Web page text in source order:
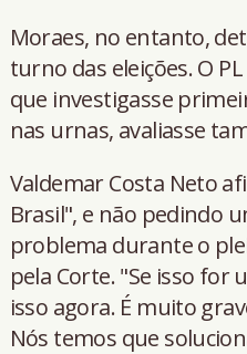
Moraes, no entanto,
turno das eleições. O
que investigasse
nas urnas, avaliasse
Valdemar Costa Neto
Brasil", e não pedindo
problema durante o
pela Corte. "Se isso for
isso agora. É muito
Nós temos que